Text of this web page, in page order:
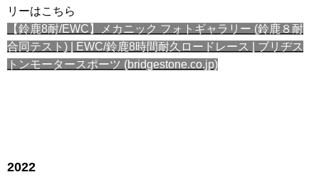
リーはこちら
【鈴鹿8耐/EWC】メカニック フォトギャラリー (鈴鹿８耐
合同テスト) | EWC/鈴鹿8時間耐久ロードレース | ブリヂス
トンモータースポーツ (bridgestone.co.jp)
2022